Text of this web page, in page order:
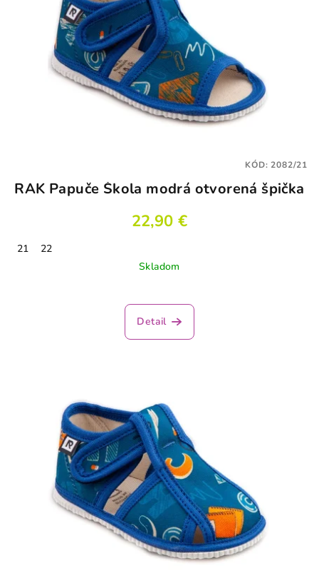
RAK Papuče Škola modrá otvorená špička
22,90 €
21
22
Skladom
Detail
KÓD:2082/21